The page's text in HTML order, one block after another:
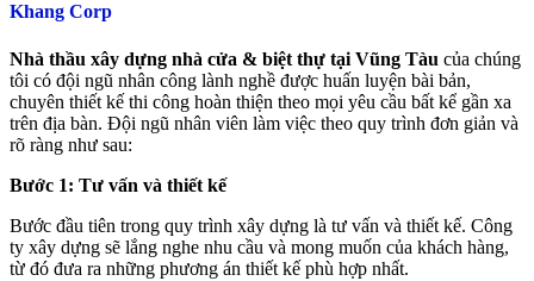
Khang Corp
Nhà thầu xây dựng nhà cửa & biệt thự tại Vũng Tàu của chúng
tôi có đội ngũ nhân công lành nghề được huấn luyện bài bản,
chuyên thiết kế thi công hoàn thiện theo mọi yêu cầu bất kể gần xa
trên địa bàn. Đội ngũ nhân viên làm việc theo quy trình đơn giản và
rõ ràng như sau:
Bước 1: Tư vấn và thiết kế
Bước đầu tiên trong quy trình xây dựng là tư vấn và thiết kế. Công
ty xây dựng sẽ lắng nghe nhu cầu và mong muốn của khách hàng,
từ đó đưa ra những phương án thiết kế phù hợp nhất.